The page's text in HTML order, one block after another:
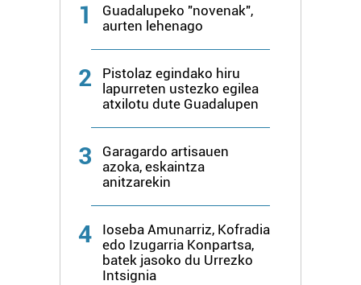
1
Guadalupeko "novenak",
aurten lehenago
2
Pistolaz egindako hiru
lapurreten ustezko egilea
atxilotu dute Guadalupen
3
Garagardo artisauen
azoka, eskaintza
anitzarekin
4
Ioseba Amunarriz, Kofradia
edo Izugarria Konpartsa,
batek jasoko du Urrezko
Intsignia